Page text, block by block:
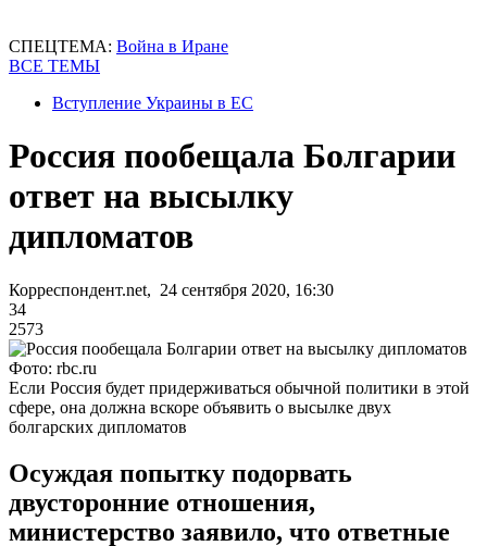
СПЕЦТЕМА: Война в Иране
ВСЕ ТЕМЫ
Вступление Украины в ЕС
Россия пообещала Болгарии
ответ на высылку
дипломатов
Корреспондент.net, 24 сентября 2020, 16:30
34
2573
Фото: rbc.ru
Если Россия будет придерживаться обычной политики в этой
сфере, она должна вскоре объявить о высылке двух
болгарских дипломатов
Осуждая попытку подорвать
двусторонние отношения,
министерство заявило, что ответные